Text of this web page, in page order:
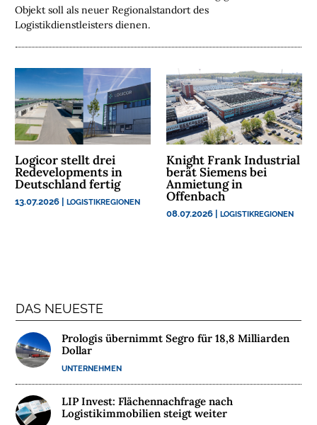
U
N
R
N
E
H
M
E
N
W
R
E
M
E
D
I
E
Objekt soll als neuer Regionalstandort des
Logistikdienstleisters dienen.
Logicor stellt drei
Redevelopments in
Deutschland fertig
13.07.2026 |LOGISTIKREGIONEN
Knight Frank Industrial
berät Siemens bei
Anmietung in
Offenbach
08.07.2026 |LOGISTIKREGIONEN
DAS NEUESTE
Prologis übernimmt Segro für 18,8 Milliarden
Dollar
UNTERNEHMEN
LIP Invest: Flächennachfrage nach
Logistikimmobilien steigt weiter